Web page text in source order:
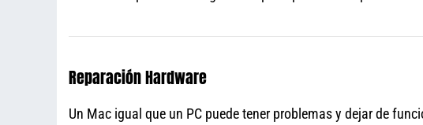
Reparación Hardware
Un Mac igual que un PC puede tener problemas y dejar de